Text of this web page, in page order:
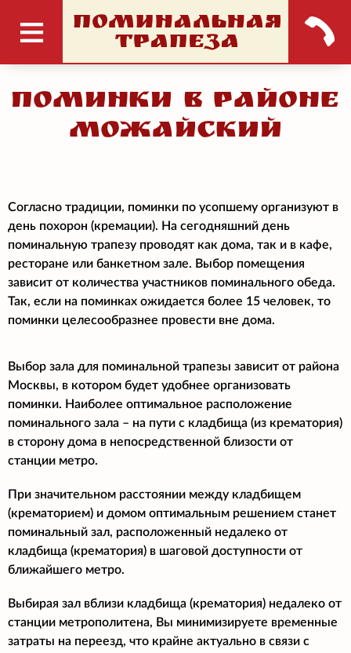
ПОМИНАЛЬНАЯ
ТРАПЕЗА
Поминки в районе
Можайский
Согласно традиции, поминки по усопшему организуют в
день похорон (кремации). На сегодняшний день
поминальную трапезу проводят как дома, так и в кафе,
ресторане или банкетном зале. Выбор помещения
зависит от количества участников поминального обеда.
Так, если на поминках ожидается более 15 человек, то
поминки целесообразнее провести вне дома.
Выбор зала для поминальной трапезы зависит от района
Москвы, в котором будет удобнее организовать
поминки. Наиболее оптимальное расположение
поминального зала – на пути с кладбища (из крематория)
в сторону дома в непосредственной близости от
станции метро.
При значительном расстоянии между кладбищем
(крематорием) и домом оптимальным решением станет
поминальный зал, расположенный недалеко от
кладбища (крематория) в шаговой доступности от
ближайшего метро.
Выбирая зал вблизи кладбища (крематория) недалеко от
станции метрополитена, Вы минимизируете временные
затраты на переезд, что крайне актуально в связи с